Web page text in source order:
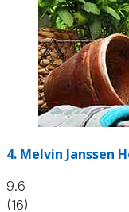
4. Melvin Janssen
9.6
(16)